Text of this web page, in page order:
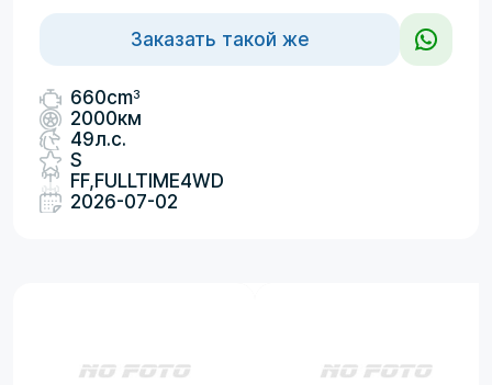
Заказать такой же
660cm3
2000км
49л.с.
S
FF,FULLTIME4WD
2026-07-02